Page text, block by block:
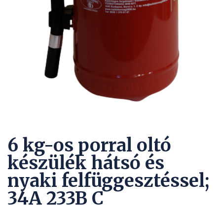
6 kg-os porral oltó
készülék hátsó és
nyaki felfüggesztéssel;
34A 233B C